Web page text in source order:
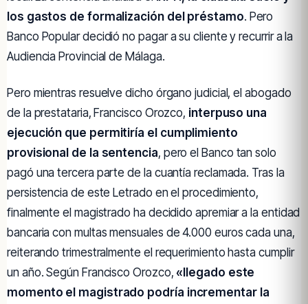
los gastos de formalización del préstamo. Pero
Banco Popular decidió no pagar a su cliente y recurrir a la
Audiencia Provincial de Málaga.
Pero mientras resuelve dicho órgano judicial, el abogado
de la prestataria, Francisco Orozco, interpuso una
ejecución que permitiría el cumplimiento
provisional de la sentencia, pero el Banco tan solo
pagó una tercera parte de la cuantía reclamada. Tras la
persistencia de este Letrado en el procedimiento,
finalmente el magistrado ha decidido apremiar a la entidad
bancaria con multas mensuales de 4.000 euros cada una,
reiterando trimestralmente el requerimiento hasta cumplir
un año. Según Francisco Orozco, «llegado este
momento el magistrado podría incrementar la